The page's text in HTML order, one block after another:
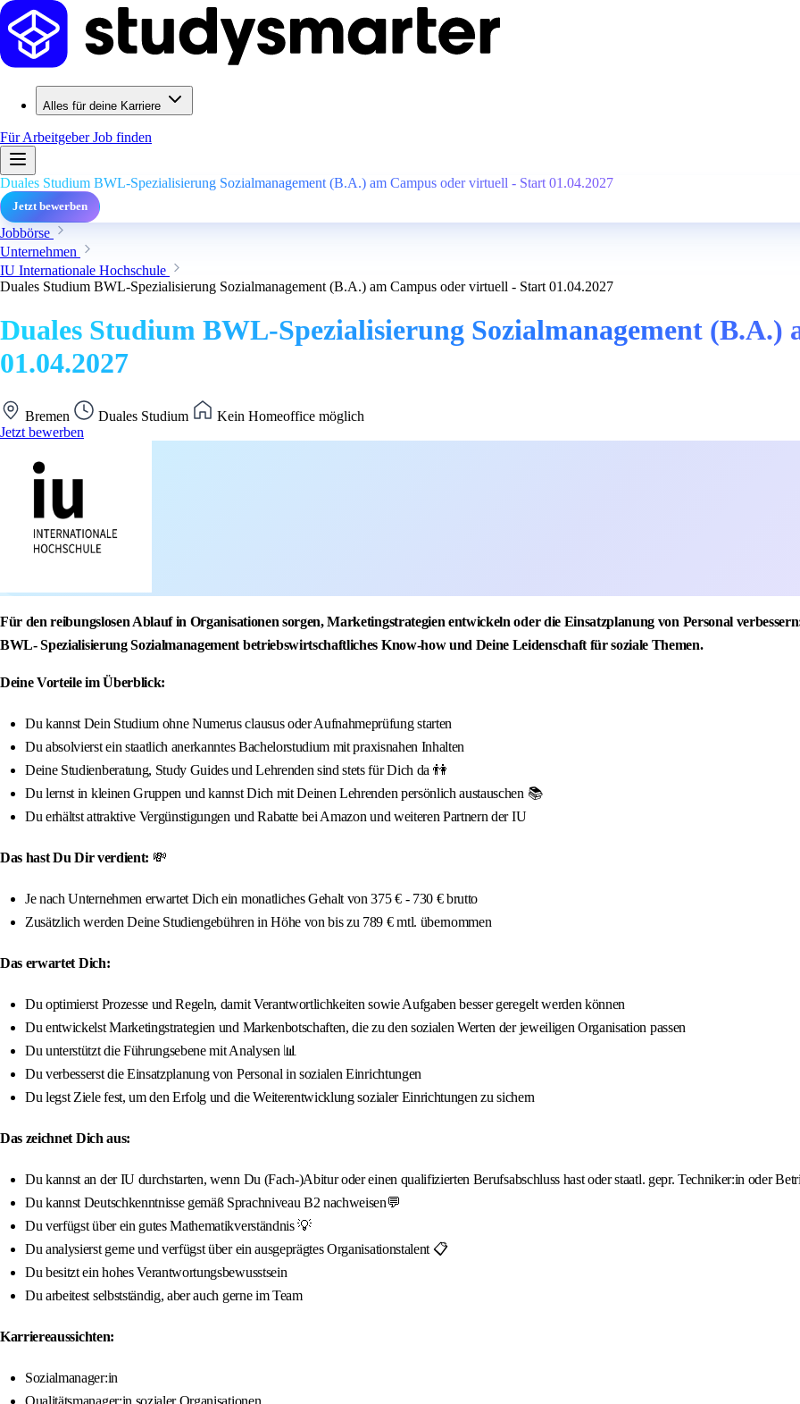
Alles für deine Karriere
Für ArbeitgeberJob finden
Duales Studium BWL-Spezialisierung Sozialmanagement (B.A.) am Campus oder virtuell - Start 01.04.2027
Jetzt bewerben
Jobbörse
Unternehmen
IU Internationale Hochschule
Duales Studium BWL-Spezialisierung Sozialmanagement (B.A.) am Campus oder virtuell - Start 01.04.2027
Duales Studium BWL-Spezialisierung Sozialmanagement
01.04.2027
Bremen Duales Studium
Kein Homeoffice möglich
Jetzt bewerben
Für den reibungslosen Ablauf in Organisationen sorgen, Marketingstrategien entwickeln oder die Einsatzplanung von Personal
BWL- Spezialisierung Sozialmanagement betriebswirtschaftliches Know-how und Deine Leidenschaft für soziale Themen.
Deine Vorteile im Überblick:
Du kannst Dein Studium ohne Numerus clausus oder Aufnahmeprüfung starten
Du absolvierst ein staatlich anerkanntes Bachelorstudium mit praxisnahen Inhalten
Deine Studienberatung, Study Guides und Lehrenden sind stets für Dich da 👫
Du lernst in kleinen Gruppen und kannst Dich mit Deinen Lehrenden persönlich austauschen 📚
Du erhältst attraktive Vergünstigungen und Rabatte bei Amazon und weiteren Partnern der IU
Das hast Du Dir verdient: 💸
Je nach Unternehmen erwartet Dich ein monatliches Gehalt von 375 € - 730 € brutto
Zusätzlich werden Deine Studiengebühren in Höhe von bis zu 789 € mtl. übernommen
Das erwartet Dich:
Du optimierst Prozesse und Regeln, damit Verantwortlichkeiten sowie Aufgaben besser geregelt werden können
Du entwickelst Marketingstrategien und Markenbotschaften, die zu den sozialen Werten der jeweiligen Organisation passen
Du unterstützt die Führungsebene mit Analysen 📊
Du verbesserst die Einsatzplanung von Personal in sozialen Einrichtungen
Du legst Ziele fest, um den Erfolg und die Weiterentwicklung sozialer Einrichtungen zu sichern
Das zeichnet Dich aus:
Du kannst an der IU durchstarten, wenn Du (Fach-)Abitur oder einen qualifizierten Berufsabschluss hast oder staatl. gepr. Techniker:in oder
Du kannst Deutschkenntnisse gemäß Sprachniveau B2 nachweisen💬
Du verfügst über ein gutes Mathematikverständnis 💡
Du analysierst gerne und verfügst über ein ausgeprägtes Organisationstalent 📋
Du besitzt ein hohes Verantwortungsbewusstsein
Du arbeitest selbstständig, aber auch gerne im Team
Karriereaussichten:
Sozialmanager:in
Qualitätsmanager:in sozialer Organisationen